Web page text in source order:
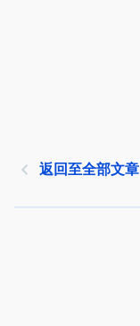
返回至全部文章